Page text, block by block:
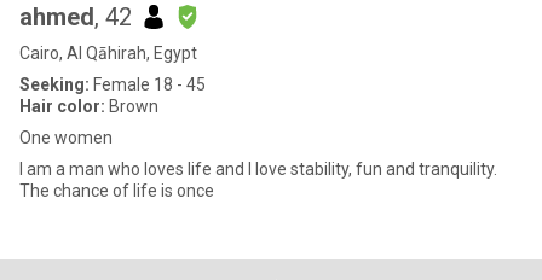
ahmed, 42
Cairo, Al Qāhirah, Egypt
Seeking: Female 18 - 45
Hair color: Brown
One women
I am a man who loves life and I love stability, fun and tranquility.
The chance of life is once